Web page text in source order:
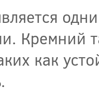
Кремний
как